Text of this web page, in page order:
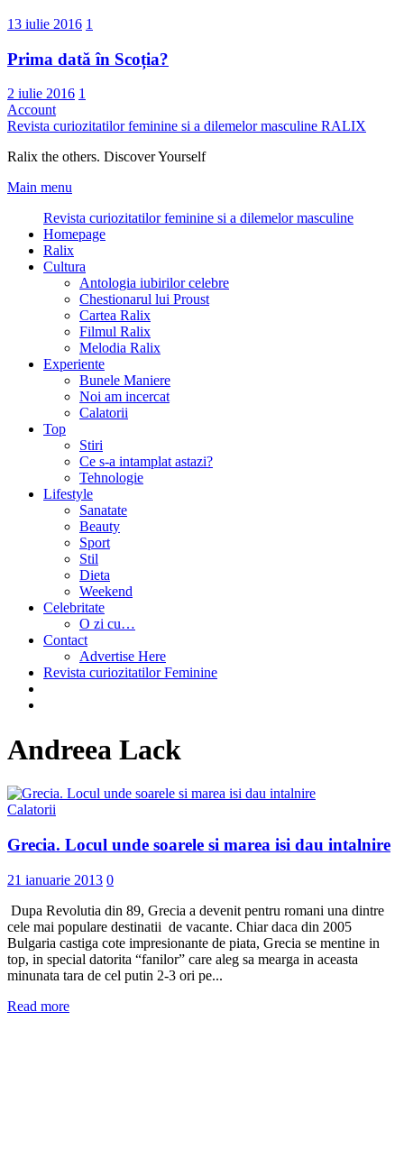
13 iulie 2016 1
Prima dată în Scoția?
2 iulie 2016 1
Account
Revista curiozitatilor feminine si a dilemelor masculine RALIX
Ralix the others. Discover Yourself
Main menu
Revista curiozitatilor feminine si a dilemelor masculine
Homepage
Ralix
Cultura
Antologia iubirilor celebre
Chestionarul lui Proust
Cartea Ralix
Filmul Ralix
Melodia Ralix
Experiente
Bunele Maniere
Noi am incercat
Calatorii
Top
Stiri
Ce s-a intamplat astazi?
Tehnologie
Lifestyle
Sanatate
Beauty
Sport
Stil
Dieta
Weekend
Celebritate
O zi cu…
Contact
Advertise Here
Revista curiozitatilor Feminine
Andreea Lack
Calatorii
Grecia. Locul unde soarele si marea isi dau intalnire
21 ianuarie 2013 0
Dupa Revolutia din 89, Grecia a devenit pentru romani una dintre
cele mai populare destinatii de vacante. Chiar daca din 2005
Bulgaria castiga cote impresionante de piata, Grecia se mentine in
top, in special datorita “fanilor” care aleg sa mearga in aceasta
minunata tara de cel putin 2-3 ori pe...
Read more